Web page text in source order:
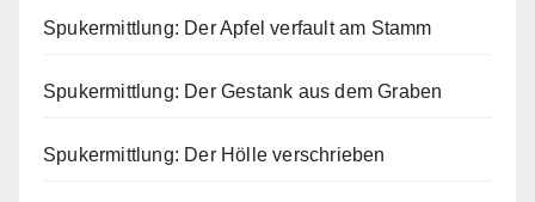
Spukermittlung: Der Apfel verfault am Stamm
Spukermittlung: Der Gestank aus dem Graben
Spukermittlung: Der Hölle verschrieben